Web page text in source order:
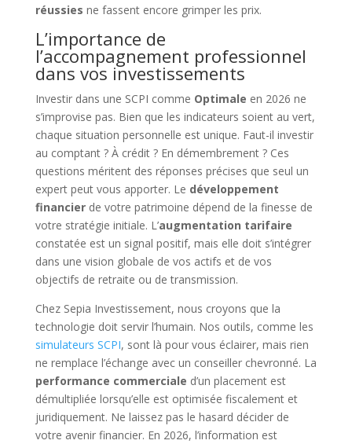
réussies ne fassent encore grimper les prix.
L’importance de
l’accompagnement professionnel
dans vos investissements
Investir dans une SCPI comme Optimale en 2026 ne
s’improvise pas. Bien que les indicateurs soient au vert,
chaque situation personnelle est unique. Faut-il investir
au comptant ? À crédit ? En démembrement ? Ces
questions méritent des réponses précises que seul un
expert peut vous apporter. Le développement
financierde votre patrimoine dépend de la finesse de
votre stratégie initiale. L’augmentation tarifaire
constatée est un signal positif, mais elle doit s’intégrer
dans une vision globale de vos actifs et de vos
objectifs de retraite ou de transmission.
Chez Sepia Investissement, nous croyons que la
technologie doit servir l’humain. Nos outils, comme les
simulateurs SCPI, sont là pour vous éclairer, mais rien
ne remplace l’échange avec un conseiller chevronné. La
performance commerciale d’un placement est
démultipliée lorsqu’elle est optimisée fiscalement et
juridiquement. Ne laissez pas le hasard décider de
votre avenir financier. En 2026, l’information est